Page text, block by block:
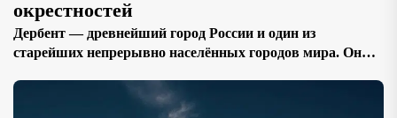
окрестностей
Дербент — древнейший город России и один из
старейших непрерывно населённых городов мира. Он
морем и предгорьями Кавказа. Именно здесь на
протяжении более двух тысячелетий проходил